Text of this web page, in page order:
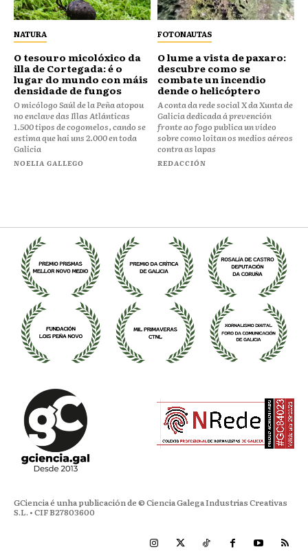
NATURA
O tesouro micolóxico da
illa de Cortegada: é o
lugar do mundo con máis
densidade de fungos
O micólogo Saúl de la Peña atopou
no enclave das Illas Atlánticas
1.500 tipos de cogomelos, cando se
estima que hai uns 2.000 en toda
Galicia
NOELIA GALLEGO
FOTONAUTAS
O lume a vista de paxaro:
descubre como se
combate un incendio
dende o helicóptero
A conta da rede social X da Xunta de
Galicia dedicada á prevención
fronte ao fogo publica un vídeo
sobre como loitan os medios aéreos
contra as lapas
REDACCIÓN
GCiencia é unha publicación de © Ciencia Galega Industrias Creativas
S.L. • CIF B27803600